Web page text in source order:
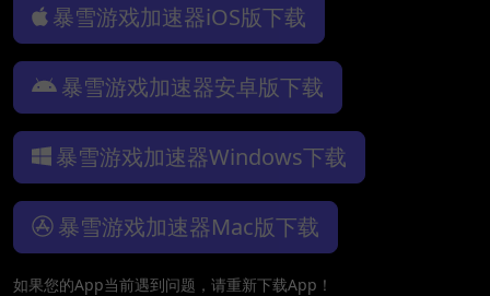
暴雪游戏加速器iOS版下载
暴雪游戏加速器安卓版下载
暴雪游戏加速器Windows下载
暴雪游戏加速器Mac版下载
如果您的App当前遇到问题，请重新下载App！